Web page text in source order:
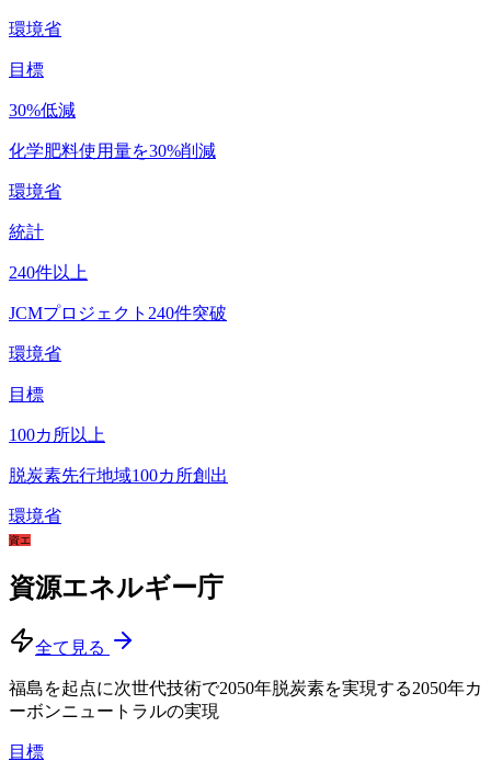
環境省
目標
30%低減
化学肥料使用量を30%削減
環境省
統計
240件以上
JCMプロジェクト240件突破
環境省
目標
100カ所以上
脱炭素先行地域100カ所創出
環境省
資エ
資源エネルギー庁
全て見る
福島を起点に次世代技術で2050年脱炭素を実現する2050年カ
ーボンニュートラルの実現
目標